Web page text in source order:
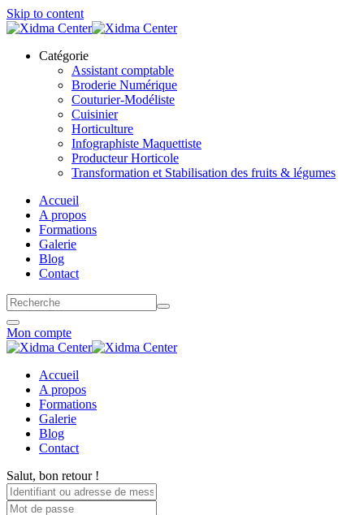
Skip to content
Catégorie
Assistant comptable
Broderie Numérique
Couturier-Modéliste
Cuisinier
Horticulture
Infographiste Maquettiste
Producteur Horticole
Transformation et Stabilisation des fruits & légumes
Accueil
A propos
Formations
Galerie
Blog
Contact
Mon compte
Accueil
A propos
Formations
Galerie
Blog
Contact
Salut, bon retour !